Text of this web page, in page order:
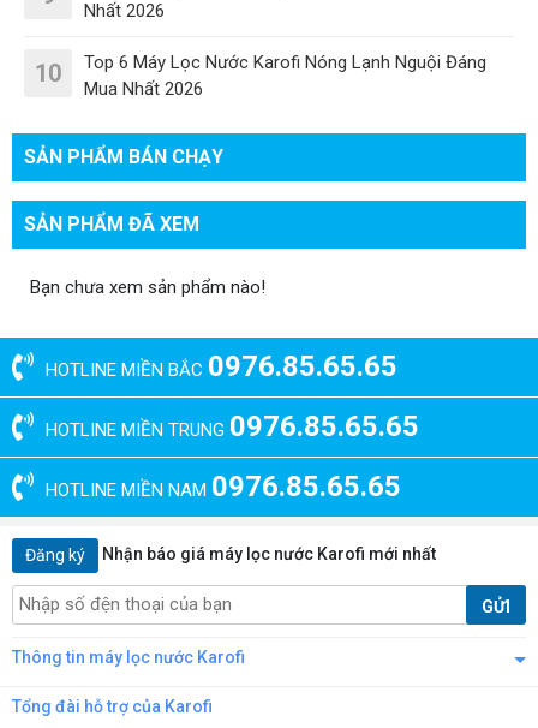
Nhất 2026
10
Top 6 Máy Lọc Nước Karofi Nóng Lạnh Nguội Đáng
Mua Nhất 2026
SẢN PHẨM BÁN CHẠY
SẢN PHẨM ĐÃ XEM
Bạn chưa xem sản phẩm nào!
HOTLINE MIỀN BẮC 0976.85.65.65
HOTLINE MIỀN TRUNG 0976.85.65.65
HOTLINE MIỀN NAM 0976.85.65.65
Đăng ký Nhận báo giá máy lọc nước Karofi mới nhất
GỬI
Thông tin máy lọc nước Karofi
Tổng đài hỗ trợ của Karofi